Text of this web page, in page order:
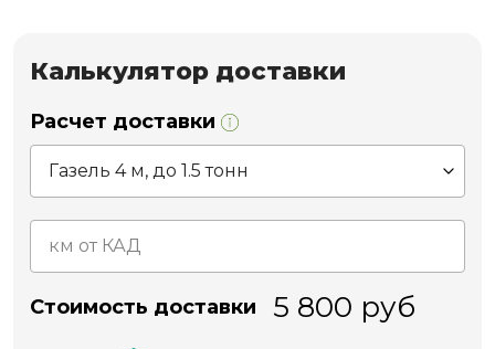
Калькулятор доставки
Расчет доставки
Стоимость доставки 5 800 руб